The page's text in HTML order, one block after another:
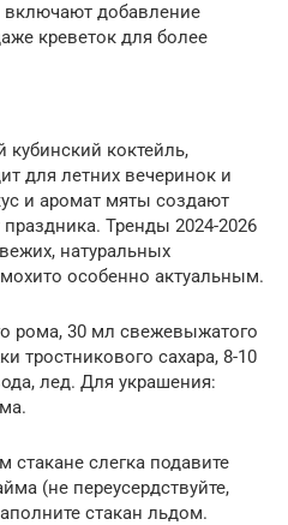
включают добавление
креветок для более
коктейль,
для летних вечеринок и
и аромат мяты создают
Тренды 2024-2026
натуральных
особенно актуальным.
рома, 30 мл свежевыжатого
тростникового сахара, 8-10
лед. Для украшения:
слегка подавите
(не переусердствуйте,
стакан льдом.